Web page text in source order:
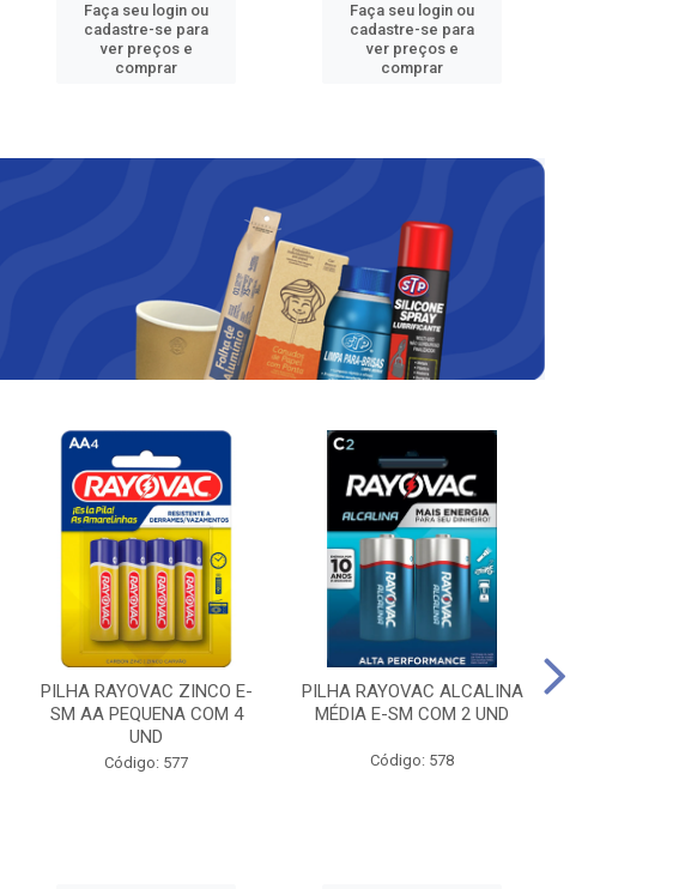
Faça seu login ou
cadastre-se para
ver preços e
comprar
Faça seu login ou
cadastre-se para
ver preços e
comprar
PILHA RAYOVAC ZINCO E-
SM AA PEQUENA COM 4
UND
Código: 577
PILHA RAYOVAC ALCALINA
MÉDIA E-SM COM 2 UND
Código: 578